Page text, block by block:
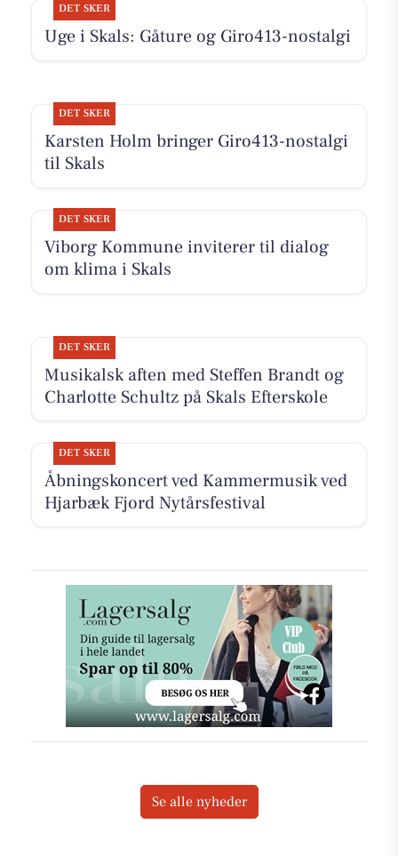
DET SKER
Uge i Skals: Gåture og Giro413-nostalgi
DET SKER
Karsten Holm bringer Giro413-nostalgi
til Skals
DET SKER
Viborg Kommune inviterer til dialog
om klima i Skals
DET SKER
Musikalsk aften med Steffen Brandt og
Charlotte Schultz på Skals Efterskole
DET SKER
Åbningskoncert ved Kammermusik ved
Hjarbæk Fjord Nytårsfestival
Se alle nyheder